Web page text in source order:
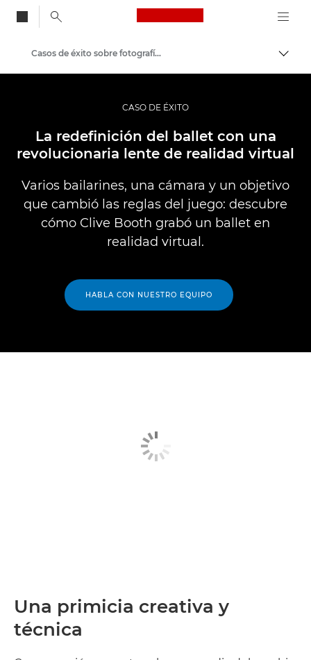
Canon Logo, back
Fotografías y vídeos profesionales
Casos de éxito sobre fotografía y vídeo profesionales
CASO DE ÉXITO
La redefinición del ballet con una
revolucionaria lente de realidad virtual
Varios bailarines, una cámara y un objetivo
que cambió las reglas del juego: descubre
cómo Clive Booth grabó un ballet en
realidad virtual.
HABLA CON NUESTRO EQUIPO
Una primicia creativa y
técnica